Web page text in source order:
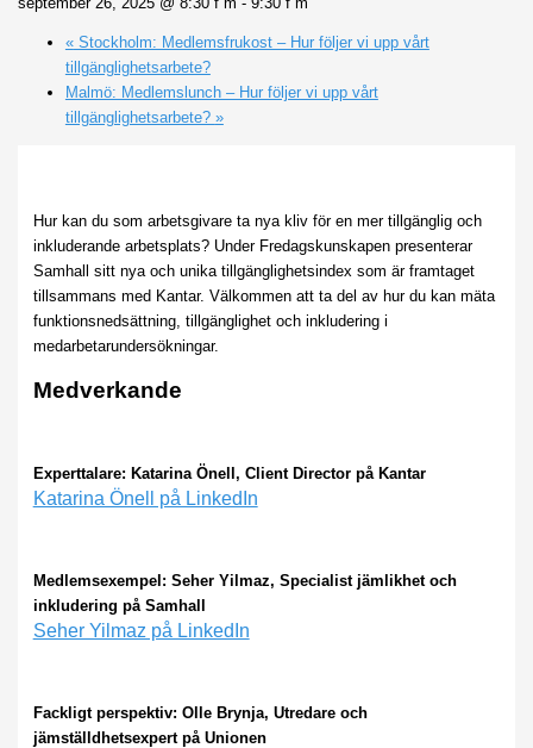
«Stockholm: Medlemsfrukost – Hur följer vi upp vårt
tillgänglighetsarbete?
Malmö: Medlemslunch – Hur följer vi upp vårt
tillgänglighetsarbete? »
Hur kan du som arbetsgivare ta nya kliv för en mer tillgänglig och
inkluderande arbetsplats? Under Fredagskunskapen presenterar
Samhall sitt nya och unika tillgänglighetsindex som är framtaget
tillsammans med Kantar. Välkommen att ta del av hur du kan mäta
funktionsnedsättning, tillgänglighet och inkludering i
medarbetarundersökningar.
Medverkande
Experttalare: Katarina Önell, Client Director på Kantar
Katarina Önell på LinkedIn
Medlemsexempel: Seher Yilmaz, Specialist jämlikhet och
inkludering på Samhall
Seher Yilmaz på LinkedIn
Fackligt perspektiv: Olle Brynja, Utredare och
jämställdhetsexpert på Unionen